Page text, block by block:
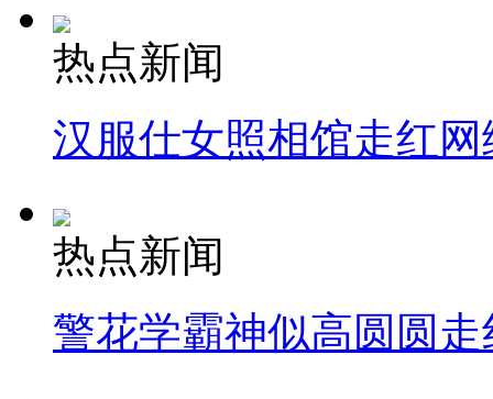
热点新闻
汉服仕女照相馆走红网
热点新闻
警花学霸神似高圆圆走